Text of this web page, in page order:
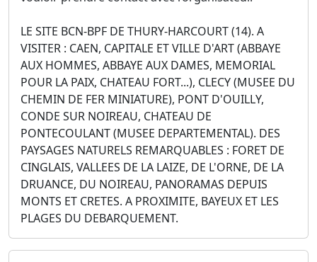
LE SITE BCN-BPF DE THURY-HARCOURT (14). A
VISITER : CAEN, CAPITALE ET VILLE D'ART (ABBAYE
AUX HOMMES, ABBAYE AUX DAMES, MEMORIAL
POUR LA PAIX, CHATEAU FORT...), CLECY (MUSEE DU
CHEMIN DE FER MINIATURE), PONT D'OUILLY,
CONDE SUR NOIREAU, CHATEAU DE
PONTECOULANT (MUSEE DEPARTEMENTAL). DES
PAYSAGES NATURELS REMARQUABLES : FORET DE
CINGLAIS, VALLEES DE LA LAIZE, DE L'ORNE, DE LA
DRUANCE, DU NOIREAU, PANORAMAS DEPUIS
MONTS ET CRETES. A PROXIMITE, BAYEUX ET LES
PLAGES DU DEBARQUEMENT.